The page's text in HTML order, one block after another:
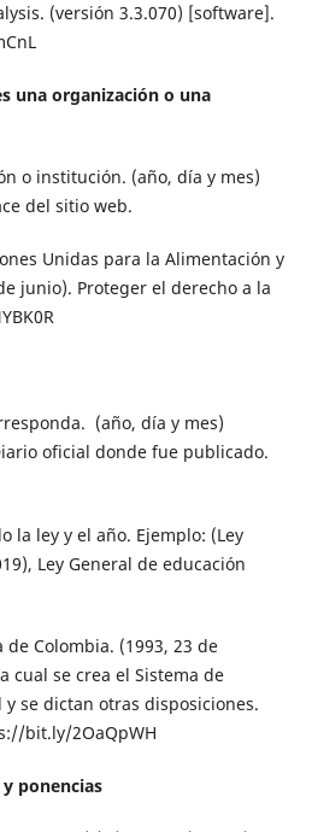
(versión 3.3.070) [software].
una organización o una
o institución. (año, día y mes)
del sitio web.
Unidas para la Alimentación y
junio). Proteger el derecho a la
(año, día y mes)
oficial donde fue publicado.
la ley y el año. Ejemplo: (Ley
Ley General de educación
Colombia. (1993, 23 de
cual se crea el Sistema de
se dictan otras disposiciones.
bit.ly/2OaQpWH
ponencias